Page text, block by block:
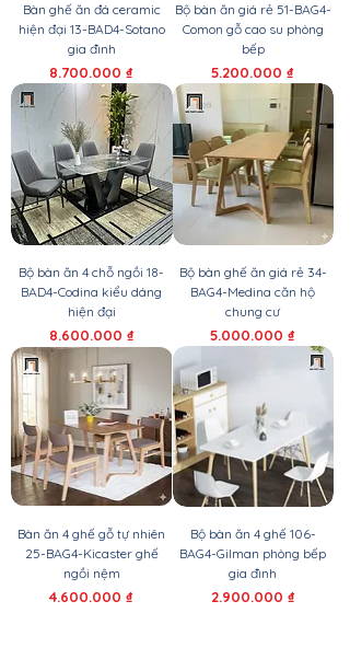
Bàn ghế ăn đá ceramic
hiện đại 13-BAD4-Sotano
gia đình
Giá
8.700.000 ₫
Bộ bàn ăn giá rẻ 51-BAG4-
Comon gỗ cao su phòng
bếp
Giá
5.200.000 ₫
Bộ bàn ăn 4 chỗ ngồi 18-
BAD4-Codina kiểu dáng
hiện đại
Giá
8.600.000 ₫
Bộ bàn ghế ăn giá rẻ 34-
BAG4-Medina căn hộ
chung cư
Giá
5.000.000 ₫
Bàn ăn 4 ghế gỗ tự nhiên
25-BAG4-Kicaster ghế
ngồi nệm
Giá
4.600.000 ₫
Bộ bàn ăn 4 ghế 106-
BAG4-Gilman phòng bếp
gia đình
Giá
2.900.000 ₫